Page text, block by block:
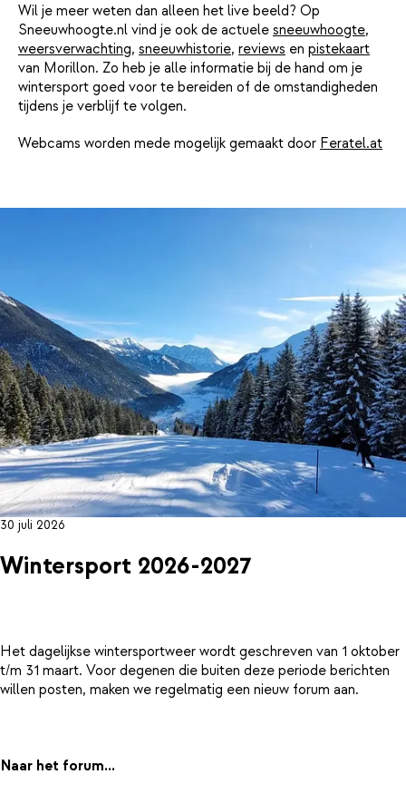
Wil je meer weten dan alleen het live beeld? Op
Sneeuwhoogte.nl vind je ook de actuele sneeuwhoogte,
weersverwachting, sneeuwhistorie, reviews en pistekaart
van Morillon. Zo heb je alle informatie bij de hand om je
wintersport goed voor te bereiden of de omstandigheden
tijdens je verblijf te volgen.
Webcams worden mede mogelijk gemaakt door Feratel.at
30 juli 2026
Wintersport 2026-2027
Het dagelijkse wintersportweer wordt geschreven van 1 oktober
t/m 31 maart. Voor degenen die buiten deze periode berichten
willen posten, maken we regelmatig een nieuw forum aan.
Naar het forum...